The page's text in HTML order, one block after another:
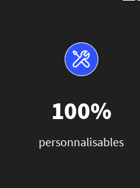
100%
personnalisables